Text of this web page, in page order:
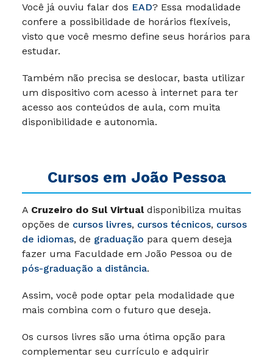
Você já ouviu falar dos EAD? Essa modalidade
confere a possibilidade de horários flexíveis,
visto que você mesmo define seus horários para
estudar.
Também não precisa se deslocar, basta utilizar
um dispositivo com acesso à internet para ter
acesso aos conteúdos de aula, com muita
disponibilidade e autonomia.
Cursos em João Pessoa
A Cruzeiro do Sul Virtualdisponibiliza muitas
opções de cursos livres, cursos técnicos, cursos
de idiomas, de graduação para quem deseja
fazer uma Faculdade em João Pessoa ou de
pós-graduação a distância.
Assim, você pode optar pela modalidade que
mais combina com o futuro que deseja.
Os cursos livres são uma ótima opção para
complementar seu currículo e adquirir